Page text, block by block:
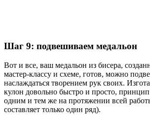
Шаг 9: подвешиваем медальон
Вот и все, ваш медальон из бисера,
мастер-классу и схеме, готов, можно
наслаждаться творением рук своих.
кулон довольно быстро и просто, принцип
одним и тем же на протяжении всей
составляет только один ряд).